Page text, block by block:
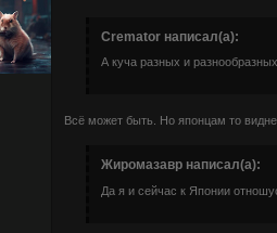
Cremator написал(а):
А куча разных и
Всё может быть. Но японцам то
Жиромазавр написал(а):
Да я и сейчас к Японии